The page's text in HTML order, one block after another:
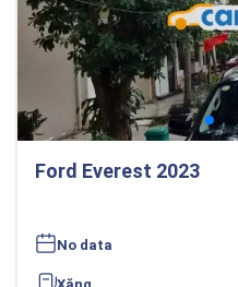
Ford Everest 2023
No data